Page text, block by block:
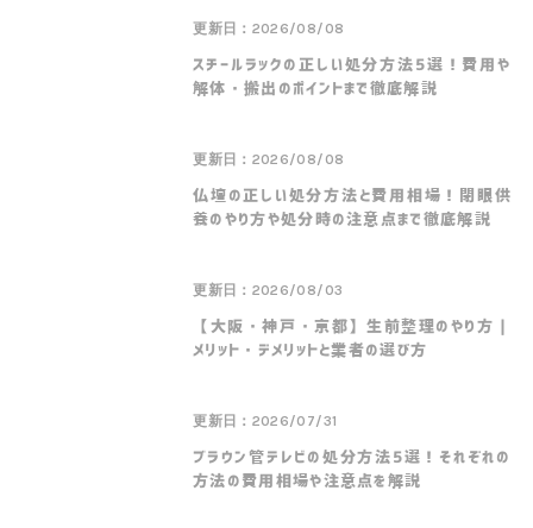
更新日：2026/08/08
スチールラックの正しい処分方法5選！費用や
解体・搬出のポイントまで徹底解説
更新日：2026/08/08
仏壇の正しい処分方法と費用相場！閉眼供
養のやり方や処分時の注意点まで徹底解説
更新日：2026/08/03
【大阪・神戸・京都】生前整理のやり方｜
メリット・デメリットと業者の選び方
更新日：2026/07/31
ブラウン管テレビの処分方法5選！それぞれの
方法の費用相場や注意点を解説